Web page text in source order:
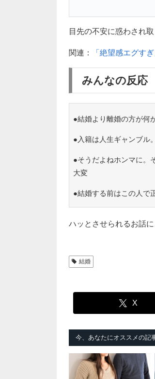
目先の不安に惑わされ
関連： 「絶望感エグす
みんなの反応
●結婚より離婚の方が何
●入籍は人生ギャンブル
●そうだよねホンマに。
大変
●結婚する前はこの人で
ハッとさせられるお話
結婚
X
今、あなたにオススメの記